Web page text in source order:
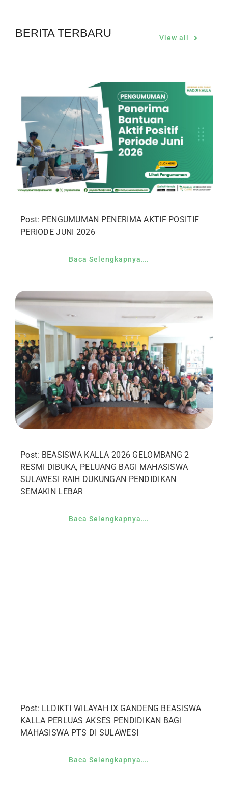
BERITA TERBARU View all
Post: PENGUMUMAN PENERIMA AKTIF POSITIF
PERIODE JUNI 2026
Baca Selengkapnya….
Post: BEASISWA KALLA 2026 GELOMBANG 2
RESMI DIBUKA, PELUANG BAGI MAHASISWA
SULAWESI RAIH DUKUNGAN PENDIDIKAN
SEMAKIN LEBAR
Baca Selengkapnya….
Post: LLDIKTI WILAYAH IX GANDENG BEASISWA
KALLA PERLUAS AKSES PENDIDIKAN BAGI
MAHASISWA PTS DI SULAWESI
Baca Selengkapnya….